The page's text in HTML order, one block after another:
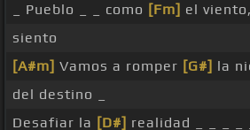
_ Pueblo _ _ como [Fm] el
siento
[A#m] Vamos a romper [G#] la
del destino _
Desafiar la [D#] realidad _ _ _ _ _